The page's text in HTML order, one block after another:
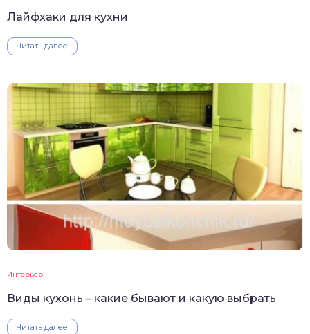
Лайфхаки для кухни
Читать далее
Интерьер
Виды кухонь – какие бывают и какую выбрать
Читать далее